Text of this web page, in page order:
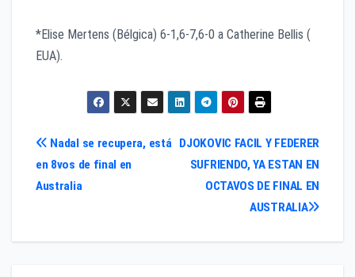
*Elise Mertens (Bélgica) 6-1,6-7,6-0 a Catherine Bellis (
EUA).
Navegación
de
DJOKOVIC FACIL Y FEDERER
SUFRIENDO, YA ESTAN EN
OCTAVOS DE FINAL EN
AUSTRALIA
Nadal se recupera, está
en 8vos de final en
Australia